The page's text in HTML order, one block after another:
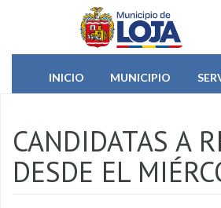
Pasar al contenido principal
INICIO
MUNICIPIO
CANDIDATAS A
DESDE EL